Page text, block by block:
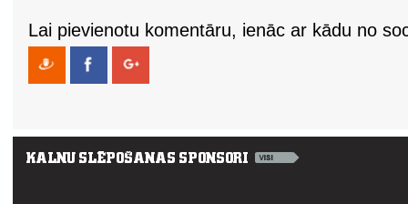
Lai pievienotu komentāru, ienāc ar kādu no